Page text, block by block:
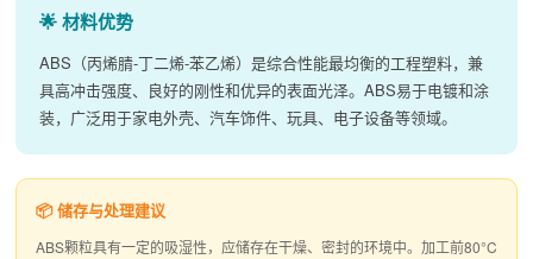
🌟 材料优势
ABS（丙烯腈-丁二烯-苯乙烯）是综合性能最均衡的工程塑料，兼
具高冲击强度、良好的刚性和优异的表面光泽。ABS易于电镀和涂
装，广泛用于家电外壳、汽车饰件、玩具、电子设备等领域。
📦 储存与处理建议
ABS颗粒具有一定的吸湿性，应储存在干燥、密封的环境中。加工前80°C